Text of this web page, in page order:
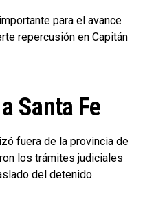
para el avance
repercusión en Capitán
Santa Fe
fuera de la provincia de
los trámites judiciales
del detenido.